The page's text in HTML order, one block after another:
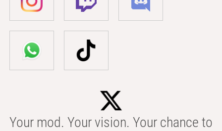
Your mod. Your vision. Your chance to